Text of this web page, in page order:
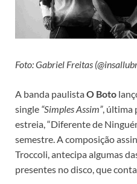
Foto: Gabriel Freitas
A banda paulistaO Boto
single “Simples Assim”, última
estreia, “Diferente de
semestre. A composição
Troccoli, antecipa algumas
presentes no disco, que